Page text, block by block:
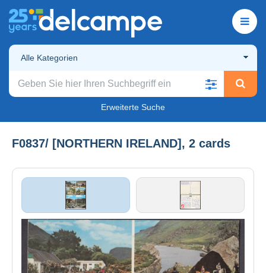
Alle Kategorien
Erweiterte Suche
F0837/ [NORTHERN IRELAND], 2 cards